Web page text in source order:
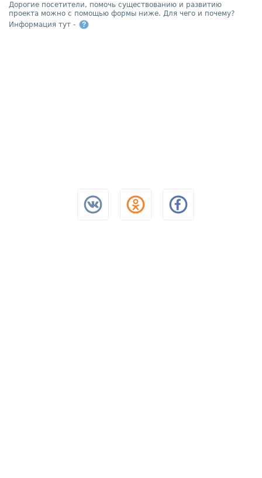
Дорогие посетители, помочь существованию и развитию
проекта можно с помощью формы ниже. Для чего и почему?
Информация тут -
?